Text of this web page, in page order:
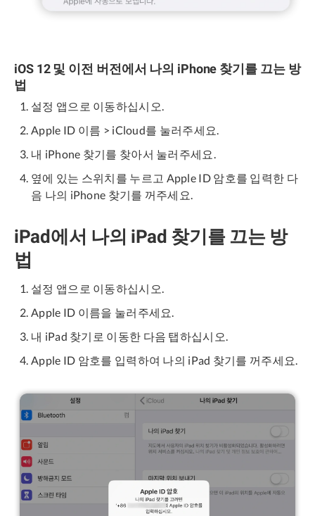
iOS 12 및 이전 버전에서 나의 iPhone 찾기를 끄는 방
법
설정 앱으로 이동하십시오.
Apple ID 이름 > iCloud를 눌러주세요.
내 iPhone 찾기를 찾아서 눌러주세요.
옆에 있는 스위치를 누르고 Apple ID 암호를 입력한 다
음 나의 iPhone 찾기를 꺼주세요.
iPad에서 나의 iPad 찾기를 끄는 방
법
설정 앱으로 이동하십시오.
Apple ID 이름을 눌러주세요.
내 iPad 찾기로 이동한 다음 탭하십시오.
Apple ID 암호를 입력하여 나의 iPad 찾기를 꺼주세요.